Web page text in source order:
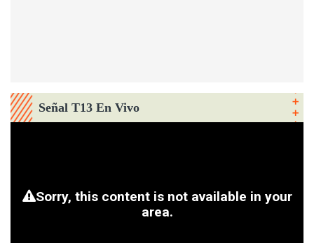
Señal T13 En Vivo